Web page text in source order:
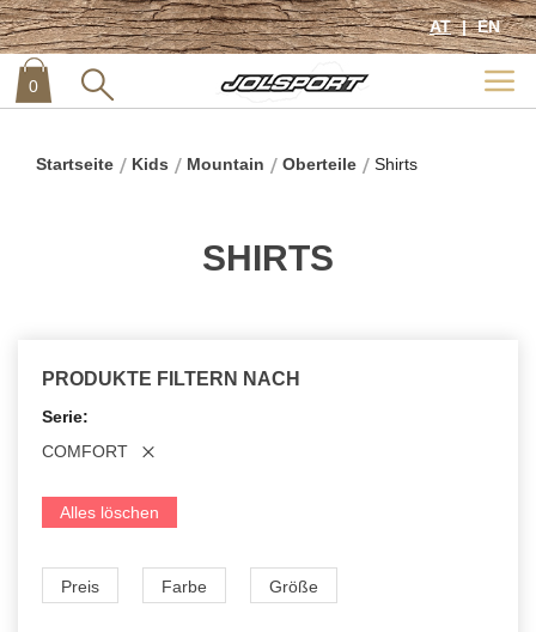
AT EN
00 item
Startseite Kids Mountain Oberteile Shirts
SHIRTS
PRODUKTE FILTERN NACH
Serie
COMFORT
Alles löschen
Preis Farbe Größe